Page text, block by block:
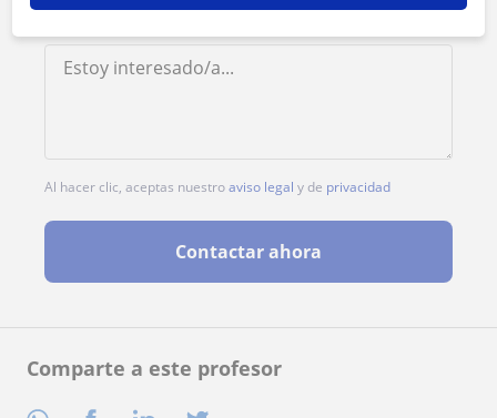
Comparte a este profesor
Al hacer clic, aceptas nuestroaviso legal y de privacidad
Contactar ahora